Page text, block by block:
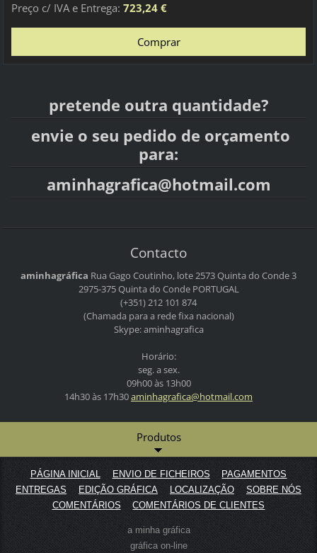
Preço c/ IVA e Entrega: 723,24 €
pretende outra quantidade?
envie o seu pedido de orçamento
para:
aminhagrafica@hotmail.com
Contacto
aminhagráfica Rua Gago Coutinho, lote 2573Quinta do Conde 3
2975-375 Quinta do CondePORTUGAL
(+351) 212 101 874
(Chamada para a rede fixa nacional)
Skype: aminhagrafica
Horário:
seg. a sex.
09h00 às 13h00
14h30 às 17h30aminhagrafica@hotmail.com
Produtos
PÁGINA INICIAL ENVIO DE FICHEIROS
PAGAMENTOS
ENTREGAS
EDIÇÃO GRÁFICA LOCALIZAÇÃO
SOBRE NÓS
COMENTÁRIOS
COMENTÁRIOS DE CLIENTES
a minha gráfica
gráfica on-line